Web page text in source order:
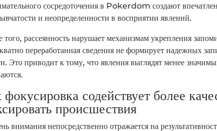
сосредоточения в Pokerdom создают
и неопределенности в восприятии явлений.
того, рассеянность нарушает механизмам укрепления
переработанная сведения не формирует надежных
Это приводит к тому, что явления выглядят менее
содействует более
происшествия
внимания непосредственно отражается на